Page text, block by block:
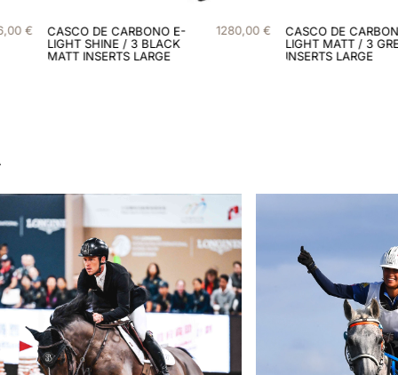
E-
1280, 00 €
CASCO DE CARBONO E-
LIGHT MATT / 3 GREEN
INSERTS LARGE
1280, 00 €